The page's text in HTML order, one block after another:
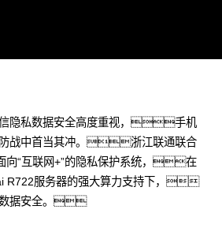
一面向“互联网+”的隐私保护系统
信隐私数据安全高度重视，手机
防战中首当其冲。浙江联通联合
向“互联网+”的隐私保护系统，在
R722服务器的强大算力支持下，
数据安全。